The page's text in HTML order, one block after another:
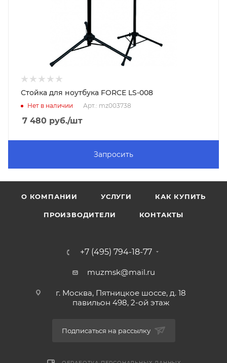
Стойка для ноутбука FORCE LS-008
Нет в наличии Арт.: mz003738
7 480 руб./шт
Запросить
О КОМПАНИИ УСЛУГИ КАК КУПИТЬ
ПРОИЗВОДИТЕЛИ КОНТАКТЫ
+7 (495) 794-18-77
muzmsk@mail.ru
г. Москва, Пятницкое шоссе, д. 18
павильон 498, 2-ой этаж
Подписаться на рассылку